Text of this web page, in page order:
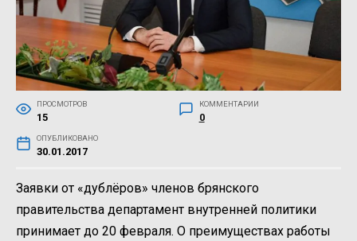
ПРОСМОТРОВ
15
КОММЕНТАРИИ
0
ОПУБЛИКОВАНО
30.01.2017
Заявки от «дублёров» членов брянского
правительства департамент внутренней политики
принимает до 20 февраля. О преимуществах работы